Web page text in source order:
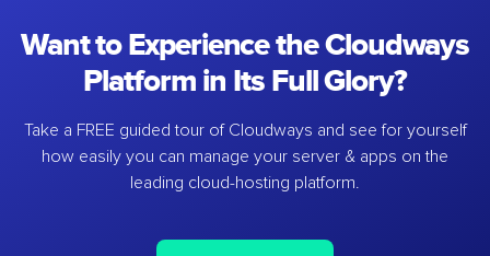
Want to Experience the Cloudways
Platform in Its Full Glory?
Take a FREE guided tour of Cloudways and see for yourself
how easily you can manage your server & apps on the
leading cloud-hosting platform.